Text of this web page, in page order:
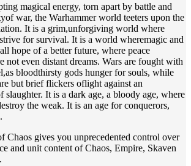
magical energy, torn apart by battle and
war, the Warhammer world teeters upon the
It is a grim,unforgiving world where
for survival. It is a world wheremagic and
hope of a better future, where peace
not even distant dreams. Wars are fought with
bloodthirsty gods hunger for souls, while
but brief flickers oflight against an
slaughter. It is a dark age, a bloody age, where
the weak. It is an age for conquerors,
Chaos gives you unprecedented control over
and unit content of Chaos, Empire, Skaven